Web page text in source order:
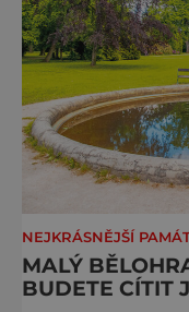
NEJKRÁSNĚJŠÍ
MALÝ
BUDETE CÍTIT